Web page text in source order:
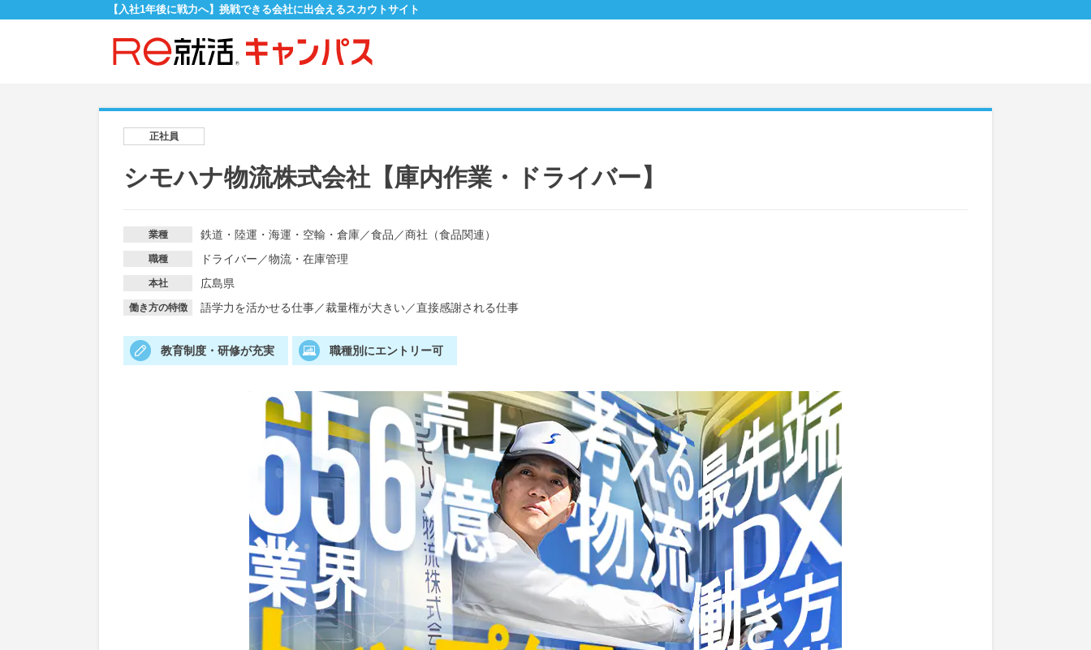
【入社1年後に戦力へ】挑戦できる会社に出会えるスカウトサイト
正社員
シモハナ物流株式会社【庫内作業・ドライバー】
業種 鉄道・陸運・海運・空輸・倉庫／食品 ／商社（食品関連）
職種 ドライバー ／物流・在庫管理
本社 広島県
働き方の特徴 語学力を活かせる仕事／裁量権が大きい／直接感謝される仕事
教育制度・研修が充実 職種別にエントリー可